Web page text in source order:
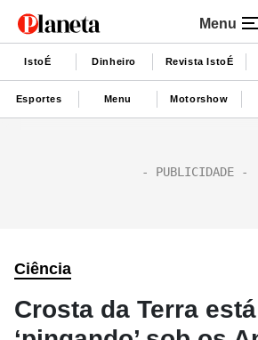
Menu
IstoÉ Dinheiro Revista IstoÉ
Esportes Menu Motorshow
Ciência
Crosta da Terra está